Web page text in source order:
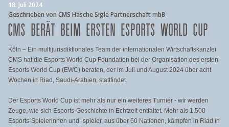
18. Juli 2024
Geschrieben von CMS Hasche Sigle Partnerschaft mbB
CMS BERÄT BEIM ERSTEN ESPORTS WORLD CUP
Köln – Ein multijurisdiktionales Team der internationalen Wirtschaftskanzlei
CMS hat die Esports World Cup Foundation bei der Organisation des ersten
Esports World Cup (EWC) beraten, der im Juli und August 2024 über acht
Wochen in Riad, Saudi-Arabien, stattfindet.
Der Esports World Cup ist mehr als nur ein weiteres Turnier - wir werden
Zeuge, wie sich Esports-Geschichte in Echtzeit entfaltet. Mehr als 1.500
Esports-Spielerinnen und -spieler, aus über 60 Nationen, kämpfen in Riad in